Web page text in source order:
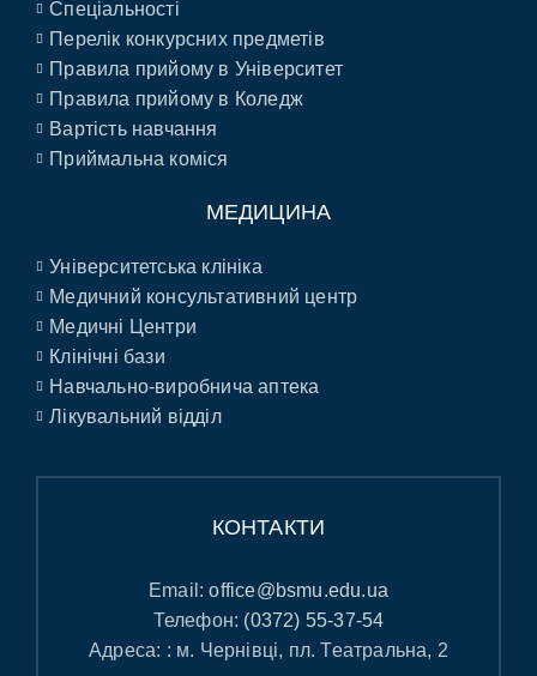
Спеціальності
Перелік конкурсних предметів
Правила прийому в Університет
Правила прийому в Коледж
Вартість навчання
Приймальна коміся
МЕДИЦИНА
Університетська клініка
Медичний консультативний центр
Медичні Центри
Клінічні бази
Навчально-виробнича аптека
Лікувальний відділ
КОНТАКТИ
Email:office@bsmu.edu.ua
Телефон: (0372) 55-37-54
Адреса: : м. Чернівці, пл. Театральна, 2